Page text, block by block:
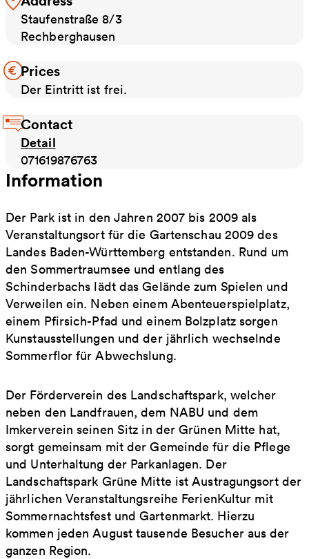
Staufenstraße 8/3
Rechberghausen
Prices
Der Eintritt ist frei.
Contact
Detail
071619876763
Information
Der Park ist in den Jahren 2007 bis 2009 als
Veranstaltungsort für die Gartenschau 2009 des
Landes Baden-Württemberg entstanden. Rund um
den Sommertraumsee und entlang des
Schinderbachs lädt das Gelände zum Spielen und
Verweilen ein. Neben einem Abenteuerspielplatz,
einem Pfirsich-Pfad und einem Bolzplatz sorgen
Kunstausstellungen und der jährlich wechselnde
Sommerflor für Abwechslung.
Der Förderverein des Landschaftspark, welcher
neben den Landfrauen, dem NABU und dem
Imkerverein seinen Sitz in der Grünen Mitte hat,
sorgt gemeinsam mit der Gemeinde für die Pflege
und Unterhaltung der Parkanlagen. Der
Landschaftspark Grüne Mitte ist Austragungsort der
jährlichen Veranstaltungsreihe FerienKultur mit
Sommernachtsfest und Gartenmarkt. Hierzu
kommen jeden August tausende Besucher aus der
ganzen Region.